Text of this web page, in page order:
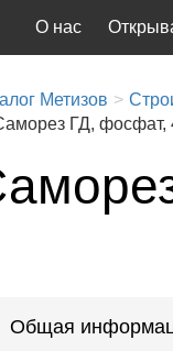
О нас
Метизов
ГД, фосфат,
Общая